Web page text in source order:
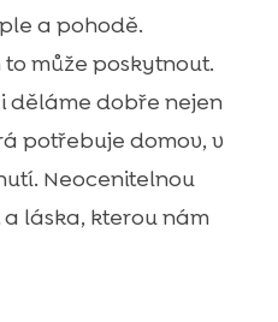
a pohodě.
může poskytnout.
děláme dobře nejen
potřebuje domov, v
Neocenitelnou
láska, kterou nám